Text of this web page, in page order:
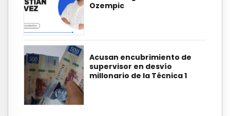
Ozempic
Acusan encubrimiento de
supervisor en desvío
millonario de la Técnica 1